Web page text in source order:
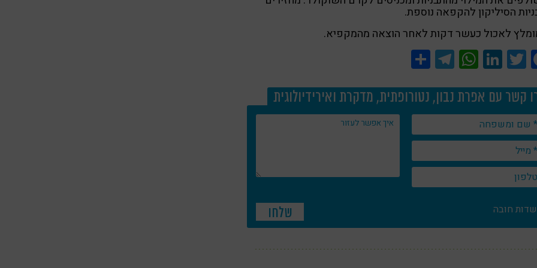
הסיליקון להקפאה נוספת.
Facebook
Twitter
LinkedIn
WhatsApp
Telegram
קשר עם אפרת נבון, נטורופתית, מדקרת ואירידיולוגית
חובה